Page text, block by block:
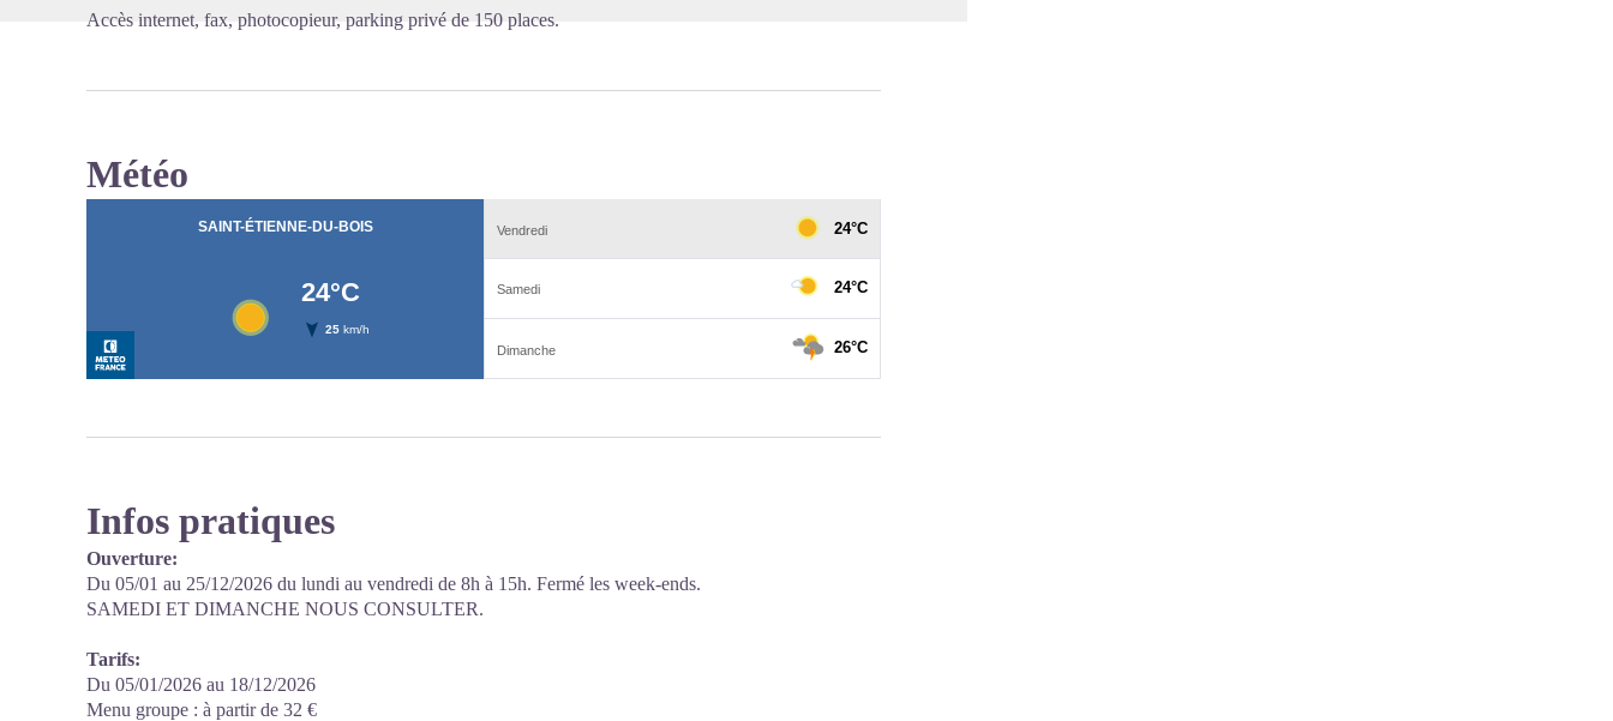
Accès internet, fax, photocopieur, parking privé de 150 places.
Météo
Infos pratiques
Ouverture:
Du 05/01 au 25/12/2026 du lundi au vendredi de 8h à 15h. Fermé les week-ends.
SAMEDI ET DIMANCHE NOUS CONSULTER.
Tarifs:
Du 05/01/2026 au 18/12/2026
Menu groupe : à partir de 32 €